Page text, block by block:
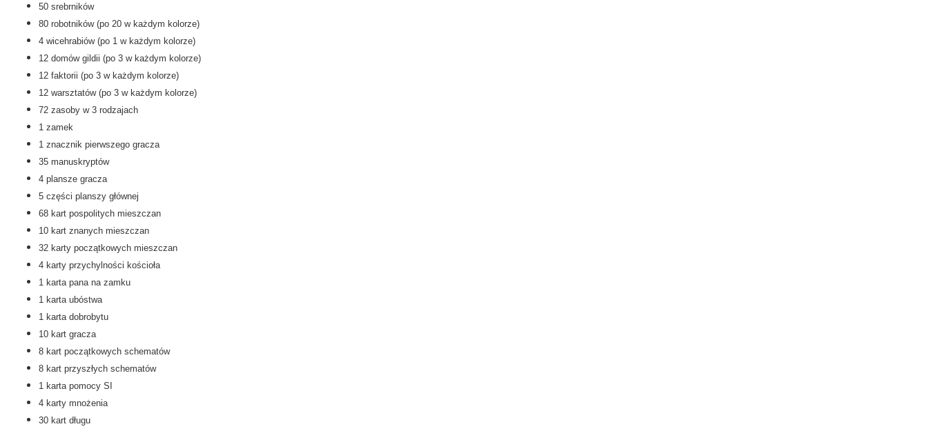
50 srebrników
80 robotników (po 20 w każdym kolorze)
4 wicehrabiów (po 1 w każdym kolorze)
12 domów gildii (po 3 w każdym kolorze)
12 faktorii (po 3 w każdym kolorze)
12 warsztatów (po 3 w każdym kolorze)
72 zasoby w 3 rodzajach
1 zamek
1 znacznik pierwszego gracza
35 manuskryptów
4 plansze gracza
5 części planszy głównej
68 kart pospolitych mieszczan
10 kart znanych mieszczan
32 karty początkowych mieszczan
4 karty przychylności kościoła
1 karta pana na zamku
1 karta ubóstwa
1 karta dobrobytu
10 kart gracza
8 kart początkowych schematów
8 kart przyszłych schematów
1 karta pomocy SI
4 karty mnożenia
30 kart długu